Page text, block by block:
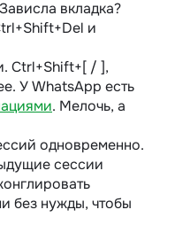
вкладка?
и
Ctrl+Shift+[ / ],
У WhatsApp есть
. Мелочь, а
одновременно.
сессии
без нужды, чтобы